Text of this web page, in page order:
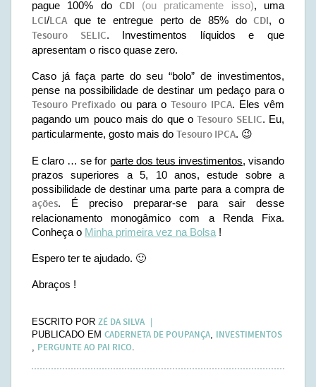
pague 100% do CDI (ou praticamente isso), uma
LCI/LCA que te entregue perto de 85% doCDI, o
Tesouro SELIC. Investimentos líquidos e que
apresentam o risco quase zero.
Caso já faça parte do seu “bolo” de investimentos,
pense na possibilidade de destinar um pedaço para o
Tesouro Prefixado ou para oTesouro IPCA. Eles vêm
pagando um pouco mais do que oTesouro SELIC. Eu,
particularmente, gosto mais do Tesouro IPCA. 😉
E claro … se for parte dos teus investimentos, visando
prazos superiores a 5, 10 anos, estude sobre a
possibilidade de destinar uma parte para a compra de
ações. É preciso preparar-se para sair desse
relacionamento monogâmico com a Renda Fixa.
Conheça o Minha primeira vez na Bolsa !
Espero ter te ajudado. 🙂
Abraços !
ESCRITO POR ZÉ DA SILVA
PUBLICADO EM CADERNETA DE POUPANÇA, INVESTIMENTOS
, PERGUNTE AO PAI RICO.